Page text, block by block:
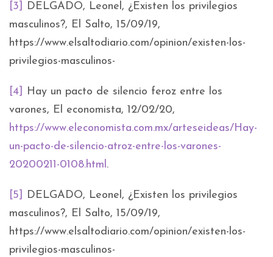
[3]
DELGADO, Leonel, ¿Existen los privilegios
masculinos?, El Salto, 15/09/19,
https://www.elsaltodiario.com/opinion/existen-los-
privilegios-masculinos-
[4]
Hay un pacto de silencio feroz entre los
varones, El economista, 12/02/20,
https://www.eleconomista.com.mx/arteseideas/Hay-
un-pacto-de-silencio-atroz-entre-los-varones-
20200211-0108.html.
[5]
DELGADO, Leonel, ¿Existen los privilegios
masculinos?, El Salto, 15/09/19,
https://www.elsaltodiario.com/opinion/existen-los-
privilegios-masculinos-